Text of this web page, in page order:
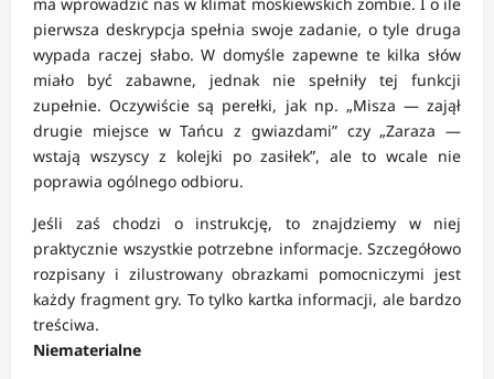
pierwsza deskrypcja spełnia swoje zadanie, o tyle druga
wypada raczej słabo. W domyśle zapewne te kilka słów
miało być zabawne, jednak nie spełniły tej funkcji
zupełnie. Oczywiście są perełki, jak np. „Misza — zajął
drugie miejsce w Tańcu z gwiazdami” czy „Zaraza —
wstają wszyscy z kolejki po zasiłek”, ale to wcale nie
poprawia ogólnego odbioru.
Jeśli zaś chodzi o instrukcję, to znajdziemy w niej
praktycznie wszystkie potrzebne informacje. Szczegółowo
rozpisany i zilustrowany obrazkami pomocniczymi jest
każdy fragment gry. To tylko kartka informacji, ale bardzo
treściwa.
Niematerialne